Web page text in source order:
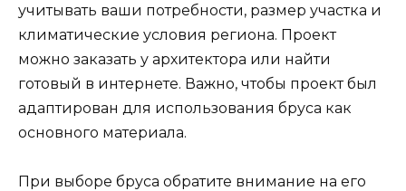
учитывать ваши потребности, размер участка и
климатические условия региона. Проект
можно заказать у архитектора или найти
готовый в интернете. Важно, чтобы проект был
адаптирован для использования бруса как
основного материала.
При выборе бруса обратите внимание на его